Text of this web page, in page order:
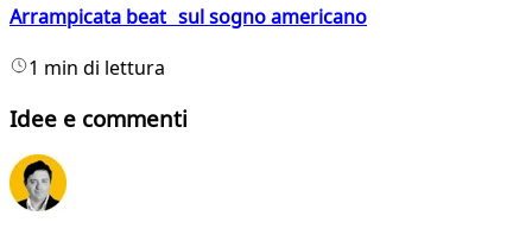
Arrampicata beat sul sogno americano
1 min di lettura
Idee e commenti